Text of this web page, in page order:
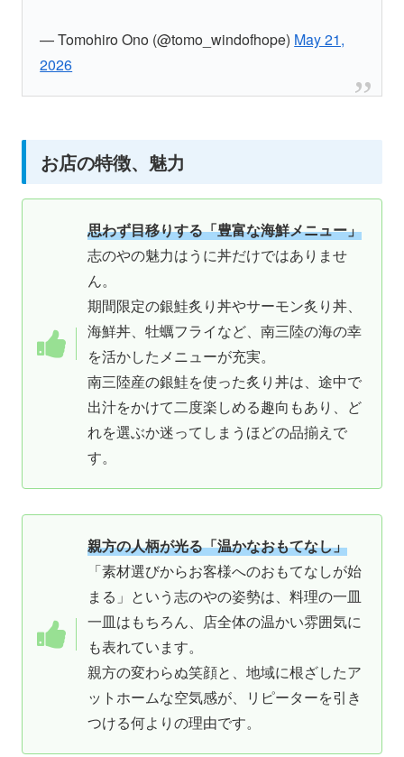
— Tomohiro Ono (@tomo_windofhope) May 21,
2026
お店の特徴、魅力
思わず目移りする「豊富な海鮮メニュー」
志のやの魅力はうに丼だけではありませ
ん。
期間限定の銀鮭炙り丼やサーモン炙り丼、
海鮮丼、牡蠣フライなど、南三陸の海の幸
を活かしたメニューが充実。
南三陸産の銀鮭を使った炙り丼は、途中で
出汁をかけて二度楽しめる趣向もあり、ど
れを選ぶか迷ってしまうほどの品揃えで
す。
親方の人柄が光る「温かなおもてなし」
「素材選びからお客様へのおもてなしが始
まる」という志のやの姿勢は、料理の一皿
一皿はもちろん、店全体の温かい雰囲気に
も表れています。
親方の変わらぬ笑顔と、地域に根ざしたア
ットホームな空気感が、リピーターを引き
つける何よりの理由です。